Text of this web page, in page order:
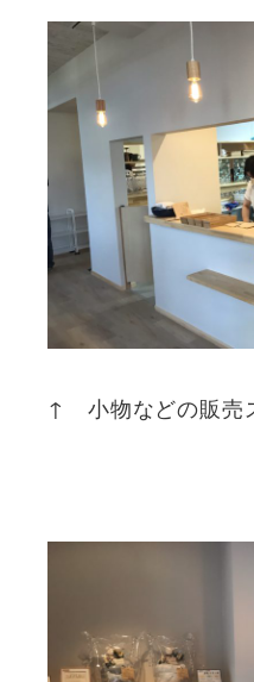
↑ 小物などの販売